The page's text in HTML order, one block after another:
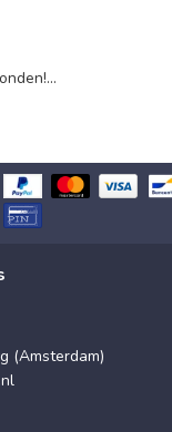
(Amsterdam)